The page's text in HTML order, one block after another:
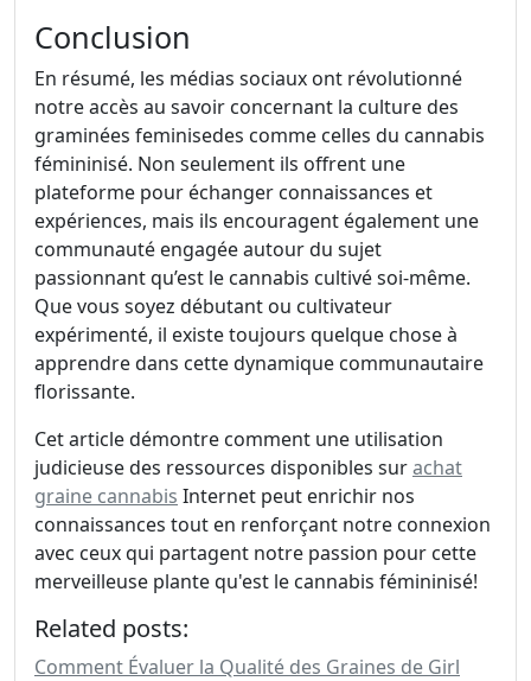
Conclusion
En résumé, les médias sociaux ont révolutionné
notre accès au savoir concernant la culture des
graminées feminisedes comme celles du cannabis
fémininisé. Non seulement ils offrent une
plateforme pour échanger connaissances et
expériences, mais ils encouragent également une
communauté engagée autour du sujet
passionnant qu’est le cannabis cultivé soi-même.
Que vous soyez débutant ou cultivateur
expérimenté, il existe toujours quelque chose à
apprendre dans cette dynamique communautaire
florissante.
Cet article démontre comment une utilisation
judicieuse des ressources disponibles surachat
graine cannabis Internet peut enrichir nos
connaissances tout en renforçant notre connexion
avec ceux qui partagent notre passion pour cette
merveilleuse plante qu'est le cannabis fémininisé!
Related posts:
Comment Évaluer la Qualité des Graines de Girl